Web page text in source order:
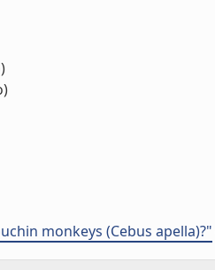
monkeys (Cebus apella)?"